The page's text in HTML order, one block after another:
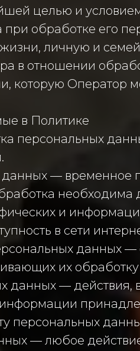
целью и
обработке его
личную и
в отношении
которую Оператор
в Политике
персональных
данных —
и
в сети
данных —
их
данных — действия,
персональных
— любое